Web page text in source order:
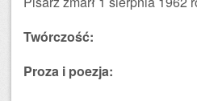
Twórczość:
Proza i poezja: